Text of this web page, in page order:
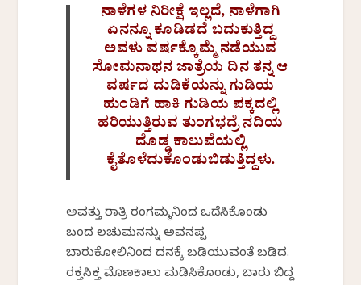
ನಾಳೆಗಳ ನಿರೀಕ್ಷೆ ಇಲ್ಲದೆ, ನಾಳೆಗಾಗಿ
ಏನನ್ನೂ ಕೂಡಿಡದೆ ಬದುಕುತ್ತಿದ್ದ
ಅವಳು ವರ್ಷಕ್ಕೊಮ್ಮೆ ನಡೆಯುವ
ಸೋಮನಾಥನ ಜಾತ್ರೆಯ ದಿನ ತನ್ನ ಆ
ವರ್ಷದ ದುಡಿಕೆಯನ್ನು ಗುಡಿಯ
ಹುಂಡಿಗೆ ಹಾಕಿ ಗುಡಿಯ ಪಕ್ಕದಲ್ಲಿ
ಹರಿಯುತ್ತಿರುವ ತುಂಗಭದ್ರೆ ನದಿಯ
ದೊಡ್ಡ ಕಾಲುವೆಯಲ್ಲಿ
ಕೈತೊಳೆದುಕೊಂಡುಬಿಡುತ್ತಿದ್ದಳು.
ಅವತ್ತು ರಾತ್ರಿ ರಂಗಮ್ಮನಿಂದ ಒದೆಸಿಕೊಂಡು
ಬಂದ ಲಚುಮನನ್ನು ಅವನಪ್ಪ
ಬಾರುಕೋಲಿನಿಂದ ದನಕ್ಕೆ ಬಡಿಯುವಂತೆ ಬಡಿದ.
ರಕ್ತಸಿಕ್ತ ಮೊಣಕಾಲು ಮಡಿಸಿಕೊಂಡು, ಬಾರು ಬಿದ್ದ